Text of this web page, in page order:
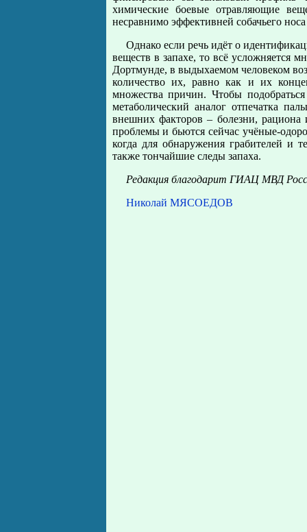
химические боевые отравляющие
несравнимо эффективней собачьего
Однако если речь идёт о
веществ в запахе, то всё усложняется
Дортмунде, в выдыхаемом человеком
количество их, равно как и их
множества причин. Чтобы
метаболический аналог отпечатка
внешних факторов – болезни, рациона
проблемы и бьются сейчас учёные-
когда для обнаружения грабителей и
также тончайшие следы запаха.
Редакция благодарит ГИАЦ МВД
Николай МЯСОЕДОВ